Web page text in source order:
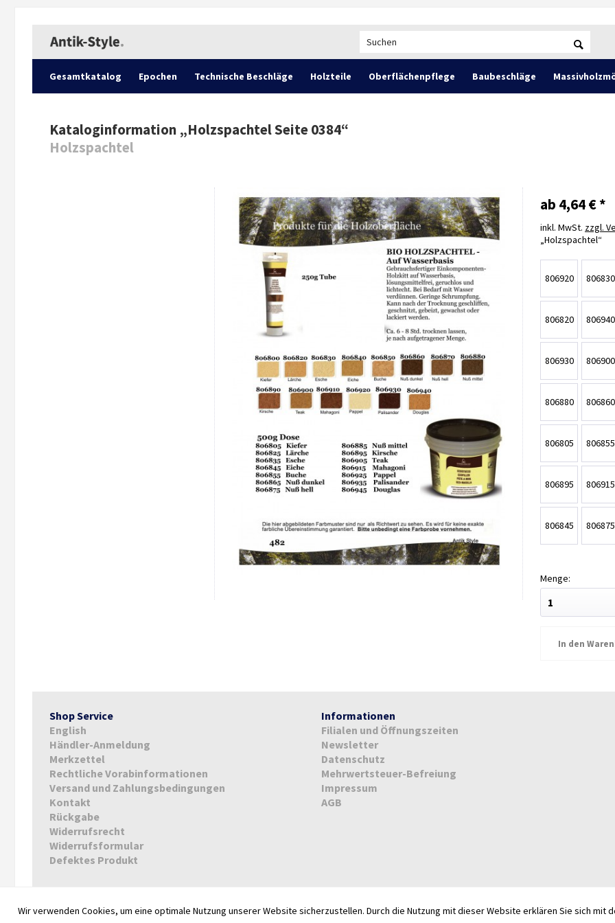
Gesamtkatalog Epochen Technische Beschläge Holzteile Oberflächenpflege Baubeschläge
Kataloginformation „Holzspachtel Seite 0384“
Holzspachtel
ab 4,64 € *
inkl. MwSt. zzgl.
Holzspachtel
806920
Pappel
806830
Esche
806820
Lärche
806940
Douglas
806930
Palisander
806900
Teak
806880
Nuß
250g
806860
Nuß
250g
806805
Kiefer
806855
Buche
806895
Kirsche
806915
Mahagoni
806845
500g
806875
In den
Shop Service
English
Händler-Anmeldung
Merkzettel
Rechtliche Vorabinformationen
Versand und Zahlungsbedingungen
Kontakt
Rückgabe
Widerrufsrecht
Widerrufsformular
Defektes Produkt
Informationen
Filialen und Öffnungszeiten
Newsletter
Datenschutz
Mehrwertsteuer-Befreiung
Impressum
AGB
Wir verwenden Cookies, um eine optimale Nutzung unserer Website sicherzustellen. Durch die Nutzung mit dieser Website erklären Sie sich mit